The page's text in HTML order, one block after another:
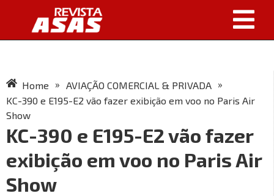
Home » AVIAÇÃO COMERCIAL & PRIVADA »
KC-390 e E195-E2 vão fazer exibição em voo no Paris Air
Show
KC-390 e E195-E2 vão fazer
exibição em voo no Paris Air
Show